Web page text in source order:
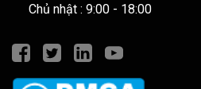
Chủ nhật : 9:00 - 18:00